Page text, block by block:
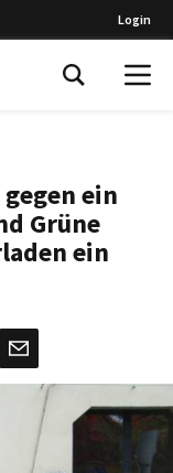
Login
ein
Grüne
ein